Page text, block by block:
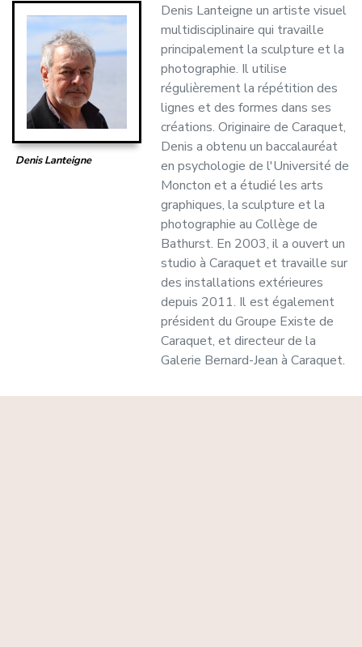
Denis Lanteigne
Denis Lanteigne un artiste visuel
multidisciplinaire qui travaille
principalement la sculpture et la
photographie. Il utilise
régulièrement la répétition des
lignes et des formes dans ses
créations. Originaire de Caraquet,
Denis a obtenu un baccalauréat
en psychologie de l'Université de
Moncton et a étudié les arts
graphiques, la sculpture et la
photographie au Collège de
Bathurst. En 2003, il a ouvert un
studio à Caraquet et travaille sur
des installations extérieures
depuis 2011. Il est également
président du Groupe Existe de
Caraquet, et directeur de la
Galerie Bernard-Jean à Caraquet.